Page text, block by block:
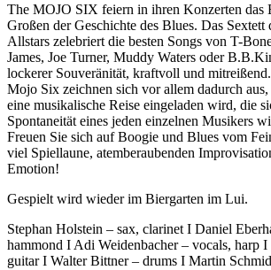
The MOJO SIX feiern in ihren Konzerten das
Großen der Geschichte des Blues. Das Sextett
Allstars zelebriert die besten Songs von T-
James, Joe Turner, Muddy Waters oder
lockerer Souveränität, kraftvoll und
Mojo Six zeichnen sich vor allem dadurch
eine musikalische Reise eingeladen wird, die
Spontaneität eines jeden einzelnen Musikers
Freuen Sie sich auf Boogie und Blues vom
viel Spiellaune, atemberaubenden
Emotion!
Gespielt wird wieder im Biergarten im Lui.
Stephan Holstein – sax, clarinet I Daniel
hammond I Adi Weidenbacher – vocals, harp
guitar I Walter Bittner – drums I Martin